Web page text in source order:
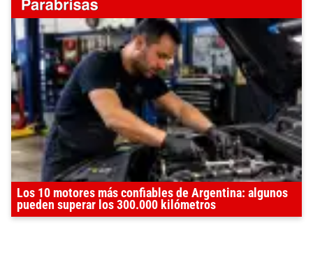
Los 10 motores más confiables de Argentina: algunos
pueden superar los 300.000 kilómetros